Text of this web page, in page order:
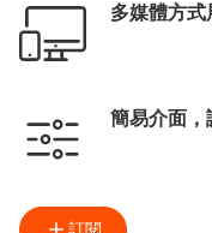
多媒體方式
簡易介面，
訂閱